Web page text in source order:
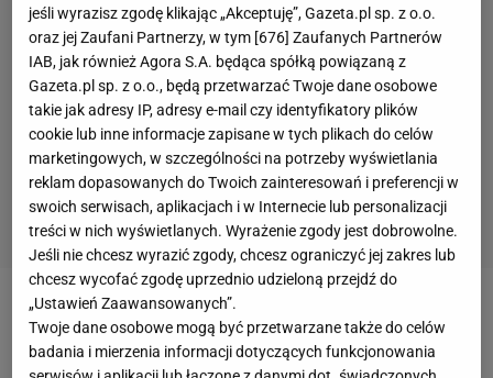
Exact Systems Norwid niedawno został
wicemistrzem Śląska juniorów i awansował do
jeśli wyrazisz zgodę klikając „Akceptuję”, Gazeta.pl sp. z o.o.
oraz jej Zaufani Partnerzy, w tym [676] Zaufanych Partnerów
IAB, jak również Agora S.A. będąca spółką powiązaną z
Gazeta.pl sp. z o.o., będą przetwarzać Twoje dane osobowe
takie jak adresy IP, adresy e-mail czy identyfikatory plików
cookie lub inne informacje zapisane w tych plikach do celów
marketingowych, w szczególności na potrzeby wyświetlania
reklam dopasowanych do Twoich zainteresowań i preferencji w
swoich serwisach, aplikacjach i w Internecie lub personalizacji
treści w nich wyświetlanych. Wyrażenie zgody jest dobrowolne.
Jeśli nie chcesz wyrazić zgody, chcesz ograniczyć jej zakres lub
chcesz wycofać zgodę uprzednio udzieloną przejdź do
„Ustawień Zaawansowanych”.
Twoje dane osobowe mogą być przetwarzane także do celów
badania i mierzenia informacji dotyczących funkcjonowania